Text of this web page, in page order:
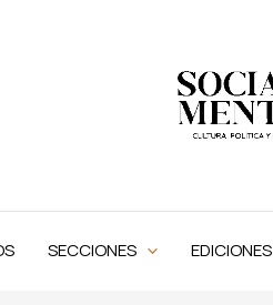
SECCIONES EDICIONES